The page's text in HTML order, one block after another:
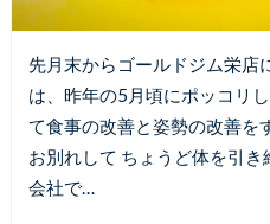
先月末からゴールドジム栄店
は、昨年の5月頃にポッコリ
て食事の改善と姿勢の改善を
お別れして ちょうど体を引
会社で…